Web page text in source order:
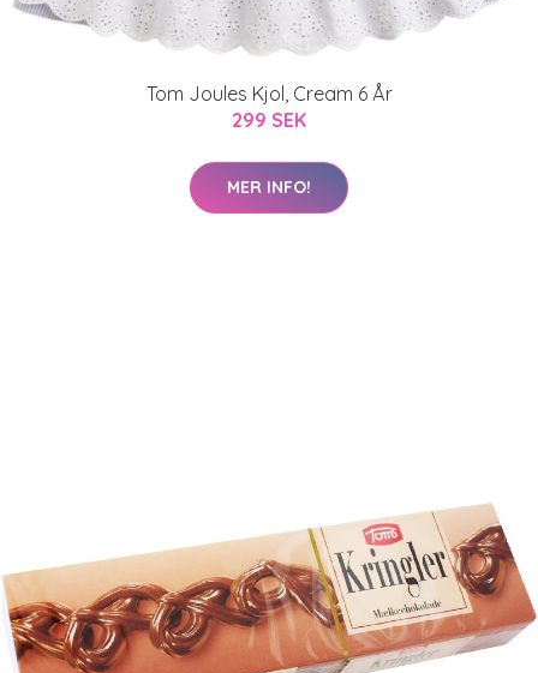
Tom Joules Kjol, Cream 6 År
299 SEK
MER INFO!